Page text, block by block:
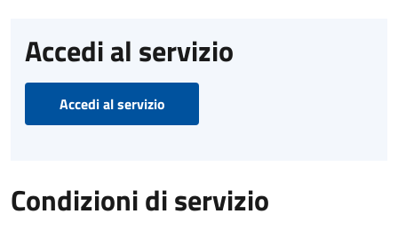
Accedi al servizio
Accedi al servizio
Condizioni di servizio